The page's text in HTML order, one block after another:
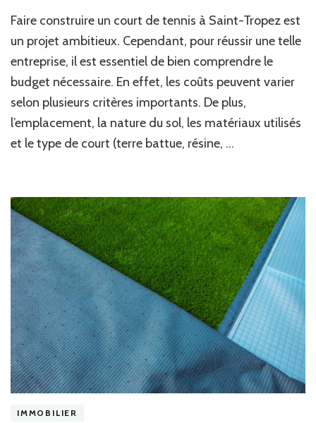
le
budget
pour
un
de
tennis
à
Faire construire un court de tennis à Saint-Tropez est
un projet ambitieux. Cependant, pour réussir une telle
entreprise, il est essentiel de bien comprendre le
budget nécessaire. En effet, les coûts peuvent varier
selon plusieurs critères importants. De plus,
l’emplacement, la nature du sol, les matériaux utilisés
et le type de court (terre battue, résine, …
IMMOBILIER